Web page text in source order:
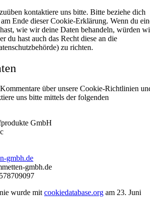
kontaktiere uns bitte. Bitte beziehe dich
Ende dieser Cookie-Erklärung. Wenn du
wie wir deine Daten behandeln, würden
du hast auch das Recht diese an die
zu richten.
über unsere Cookie-Richtlinien
uns bitte mittels der folgenden
GmbH
gmbh.de
metten-gmbh.de
wurde mitcookiedatabase.org am 23. Juni